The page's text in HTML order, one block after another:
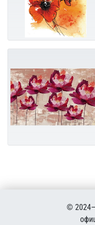
©